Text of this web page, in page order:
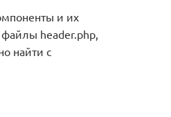
и их
header.php,
найти с